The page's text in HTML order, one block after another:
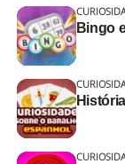
Bingo